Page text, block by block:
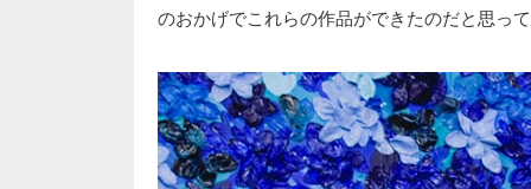
のおかげでこれらの作品ができたのだと思っ